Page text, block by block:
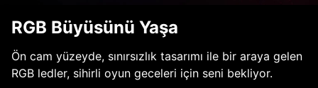
RGB Büyüsünü Yaşa
Ön cam yüzeyde, sınırsızlık tasarımı ile bir araya gelen
RGB ledler, sihirli oyun geceleri için seni bekliyor.